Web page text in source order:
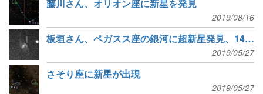
藤川さん、オリオン座に新星を発見
2019/08/16
板垣さん、ペガスス座の銀河に超新星発見、143個目
2019/05/27
さそり座に新星が出現
2019/05/27